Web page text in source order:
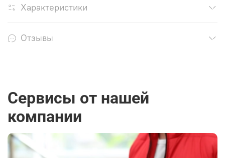
Характеристики
Отзывы
Сервисы от нашей
компании